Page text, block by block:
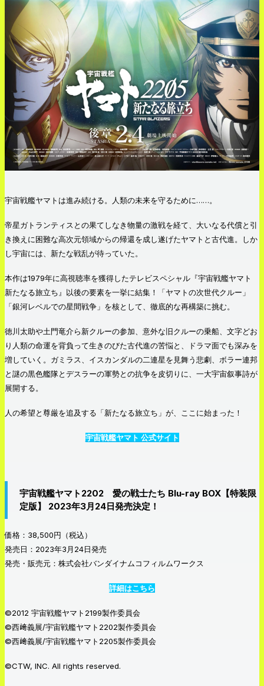
宇宙戦艦ヤマトは進み続ける。人類の未来を守るために……。
帝星ガトランティスとの果てしなき物量の激戦を経て、大いなる代償と引
き換えに困難な高次元領域からの帰還を成し遂げたヤマトと古代進。しか
し宇宙には、新たな戦乱が待っていた。
本作は1979年に高視聴率を獲得したテレビスペシャル『宇宙戦艦ヤマト
新たなる旅立ち』以後の要素を一挙に結集！「ヤマトの次世代クルー」
「銀河レベルでの星間戦争」を核として、徹底的な再構築に挑む。
徳川太助や土門竜介ら新クルーの参加、意外な旧クルーの乗船、文字どお
り人類の命運を背負って生きのびた古代進の苦悩と、ドラマ面でも深みを
増していく。ガミラス、イスカンダルの二連星を見舞う悲劇、ボラー連邦
と謎の黒色艦隊とデスラーの軍勢との抗争を皮切りに、一大宇宙叙事詩が
展開する。
人の希望と尊厳を追及する「新たなる旅立ち」が、ここに始まった！
宇宙戦艦ヤマト 公式サイト
宇宙戦艦ヤマト2202 愛の戦士たち Blu-ray BOX【特装限
定版】 2023年3月24日発売決定！
価格：38,500円（税込）
発売日：2023年3月24日発売
発売・販売元：株式会社バンダイナムコフィルムワークス
詳細はこちら
©2012 宇宙戦艦ヤマト2199製作委員会
©西﨑義展/宇宙戦艦ヤマト2202製作委員会
©西﨑義展/宇宙戦艦ヤマト2205製作委員会
©CTW, INC. All rights reserved.